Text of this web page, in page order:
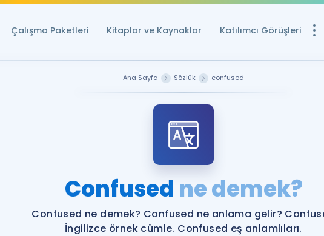
Çalışma Paketleri Kitaplar ve Kaynaklar Katılımcı Görüşleri
YDS ve YÖKDİL
YDS ve YÖKDİL'e
Ana Sayfa Sözlük confused
Confused ne demek?
Confused ne demek? Confused ne anlama gelir?
İngilizce örnek cümle. Confused eş anlamlıları.